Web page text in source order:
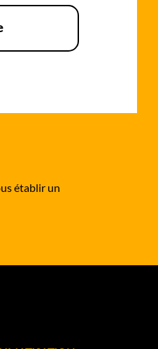
établir un